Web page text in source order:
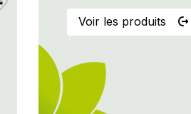
Voir les produits